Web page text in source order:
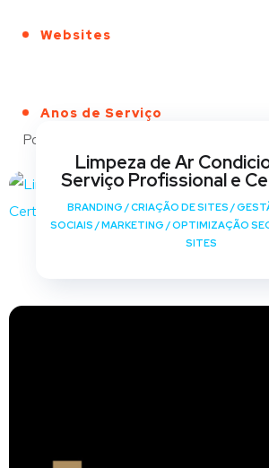
Websites
Anos de Serviço
Portfólio
Limpeza de Ar
Serviço Profissional e
BRANDING /CRIAÇÃO DE SITES /
SOCIAIS /MARKETING /OPTIMIZAÇÃO
SITES